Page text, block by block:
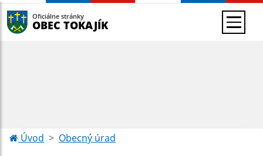
Oficiálne stránky
OBEC TOKAJÍK
Úvod Obecný úrad